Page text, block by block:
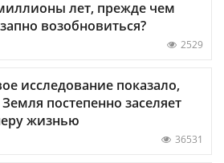
лет, прежде чем
возобновиться?
2529
исследование показало,
Земля постепенно заселяет
жизнью
36531